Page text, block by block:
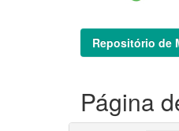
Repositório de
Página